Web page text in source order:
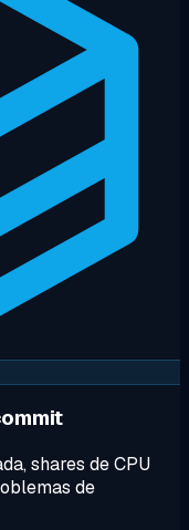
shares de CPU
de